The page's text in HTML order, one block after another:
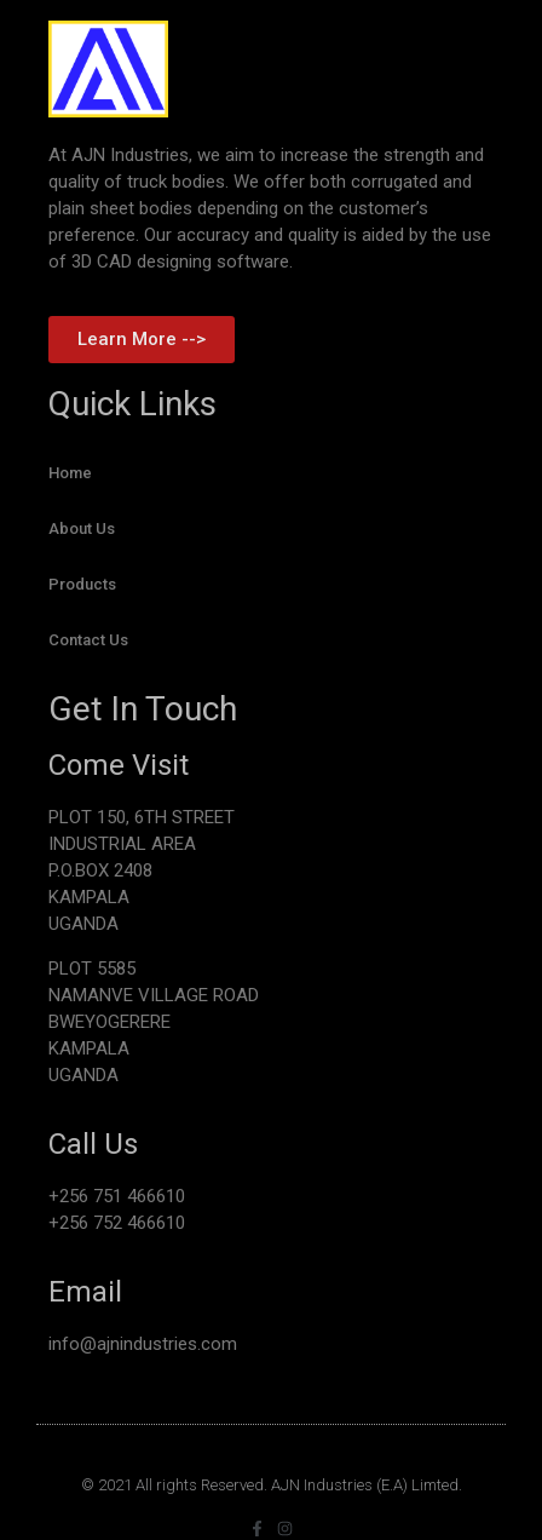
At AJN Industries, we aim to increase the strength and
quality of truck bodies. We offer both corrugated and
plain sheet bodies depending on the customer’s
preference. Our accuracy and quality is aided by the use
of 3D CAD designing software.
Learn More -->
Quick Links
Home
About Us
Products
Contact Us
Get In Touch
Come Visit
PLOT 150, 6TH STREET
INDUSTRIAL AREA
P.O.BOX 2408
KAMPALA
UGANDA
PLOT 5585
NAMANVE VILLAGE ROAD
BWEYOGERERE
KAMPALA
UGANDA
Call Us
+256 751 466610
+256 752 466610
Email
info@ajnindustries.com
© 2021 All rights Reserved. AJN Industries (E.A) Limted.